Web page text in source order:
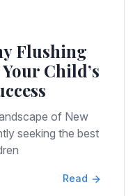
Flushing
Child’s
of New
seeking the best
Read